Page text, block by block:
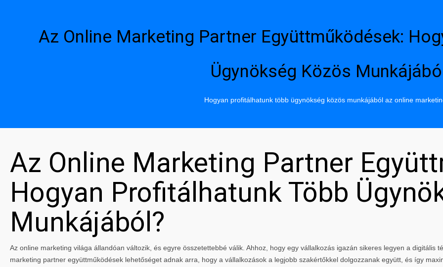
Az Online Marketing Partner Együttműködések:
Ügynökség Közös
Hogyan profitálhatunk több ügynökség közös munkájából az online
Az Online Marketing Partner
Hogyan Profitálhatunk Több
Munkájából?
Az online marketing világa állandóan változik, és egyre összetettebbé válik. Ahhoz, hogy egy vállalkozás igazán sikeres legyen a digitális
marketing partner együttműködések lehetőséget adnak arra, hogy a vállalkozások a legjobb szakértőkkel dolgozzanak együtt, és így